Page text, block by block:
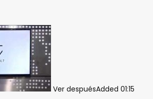
Ver despuésAdded 01:15